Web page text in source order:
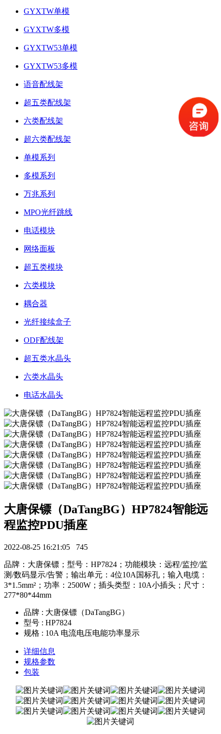
GYXTW单模
GYXTW多模
GYXTW53单模
GYXTW53多模
语音配线架
超五类配线架
六类配线架
超六类配线架
单模系列
多模系列
万兆系列
MPO光纤跳线
电话模块
网络面板
超五类模块
六类模块
耦合器
光纤接续盒子
ODF配线架
超五类水晶头
六类水晶头
电话水晶头
大唐保镖（DaTangBG）HP7824智能远
程监控PDU插座
2022-08-25 16:21:05 745
品牌：大唐保镖；型号：HP7824；功能模块：远程/监控/监
测/数码显示/告警；输出单元：4位10A国标孔；输入电缆：
3*1.5mm²；功率：2500W；插头类型：10A小插头；尺寸：
277*80*44mm
品牌 : 大唐保镖（DaTangBG）
型号 : HP7824
规格 : 10A 电流电压电能功率显示
详细信息
规格参数
包装